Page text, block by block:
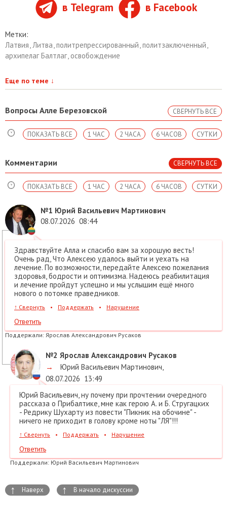
в Telegram в Facebook
Метки:
Латвия Литва политрепрессированный политзаключенный
архипелаг Балтлаг освобождение
Еще по теме ↓
Вопросы Алле Березовской СВЕРНУТЬ ВСЕ
СУТКИ
6 ЧАСОВ
2 ЧАСА
1 ЧАС
ПОКАЗАТЬ ВСЕ
Комментарии СВЕРНУТЬ ВСЕ
СУТКИ
6 ЧАСОВ
2 ЧАСА
1 ЧАС
ПОКАЗАТЬ ВСЕ
№1 Юрий Васильевич Мартинович
08.07.2026 08:44
Здравствуйте Алла и спасибо вам за хорошую весть!
Очень рад, Что Алексею удалось выйти и уехать на
лечение. По возможности, передайте Алексею пожелания
здоровья, бодрости и оптимизма. Надеюсь реабилитация
и лечение пройдут успешно и мы услышим ещё много
нового о потомке праведников.
↑ Свернуть • Поддержать • Нарушение
Ответить
Поддержали: Ярослав Александрович Русаков
№2 Ярослав Александрович Русаков
→
Юрий Васильевич Мартинович
08.07.2026 13:49
Юрий Васильевич, ну почему при прочтении очередного
рассказа о Прибалтике, мне как герою А. и Б. Стругацких
- Редрику Шухарту из повести "Пикник на обочине" -
ничего не приходит в голову кроме ноты "ЛЯ"!!!
↑ Свернуть • Поддержать • Нарушение
Ответить
Поддержали: Юрий Васильевич Мартинович
↑ Наверх ↑ В начало дискуссии